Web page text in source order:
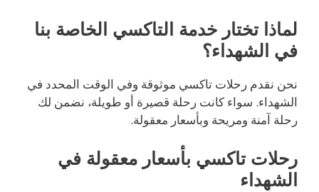
لماذا تختار خدمة التاكسي الخاصة بنا
في الشهداء؟
نحن نقدم رحلات تاكسي موثوقة وفي الوقت المحدد في
الشهداء. سواء كانت رحلة قصيرة أو طويلة، نضمن لك
رحلة آمنة ومريحة وبأسعار معقولة.
رحلات تاكسي بأسعار معقولة في
الشهداء